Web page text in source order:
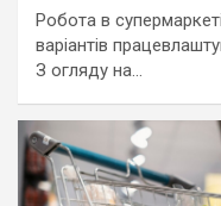
Робота в
варіантів
З огляду на…